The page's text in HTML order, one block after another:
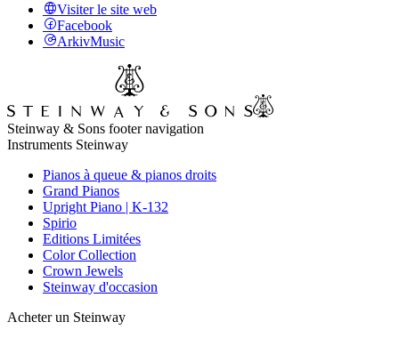
Visiter le site web
Facebook
ArkivMusic
Steinway & Sons footer navigation
Instruments Steinway
Pianos à queue & pianos droits
Grand Pianos
Upright Piano | K-132
Spirio
Editions Limitées
Color Collection
Crown Jewels
Steinway d'occasion
Acheter un Steinway